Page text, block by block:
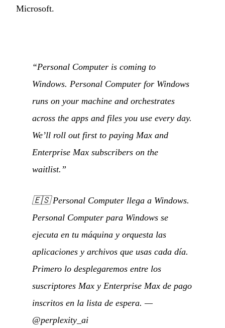
Microsoft.
“Personal Computer is coming to
Windows. Personal Computer for Windows
runs on your machine and orchestrates
across the apps and files you use every day.
We’ll roll out first to paying Max and
Enterprise Max subscribers on the
waitlist.”
🇪🇸Personal Computer llega a Windows.
Personal Computer para Windows se
ejecuta en tu máquina y orquesta las
aplicaciones y archivos que usas cada día.
Primero lo desplegaremos entre los
suscriptores Max y Enterprise Max de pago
inscritos en la lista de espera. —
@perplexity_ai